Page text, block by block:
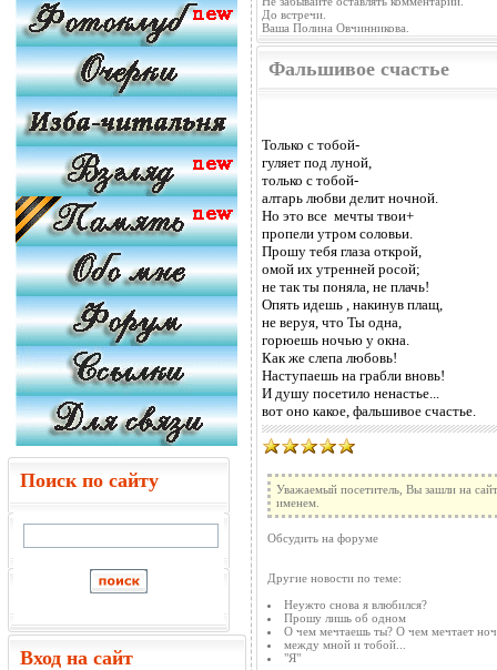
Поиск по сайту
Вход на сайт
До встречи.
Ваша Полина Овчинникова.
Фальшивое счастье
Только с тобой-
гуляет под луной,
только с тобой-
алтарь любви делит ночной.
Но это все мечты твои+
пропели утром соловьи.
Прошу тебя глаза открой,
омой их утренней росой;
не так ты поняла, не плачь!
Опять идешь , накинув плащ,
не веруя, что Ты одна,
горюешь ночью у окна.
Как же слепа любовь!
Наступаешь на грабли вновь!
И душу посетило ненастье...
вот оно какое, фальшивое счастье.
Уважаемый посетитель, Вы зашли на
именем.
Обсудить на форуме
Другие новости по теме:
Неужто снова я влюбился?
Прошу лишь об одном
О чем мечтаешь ты? О чем мечтает
между мной и тобой...
"Я"